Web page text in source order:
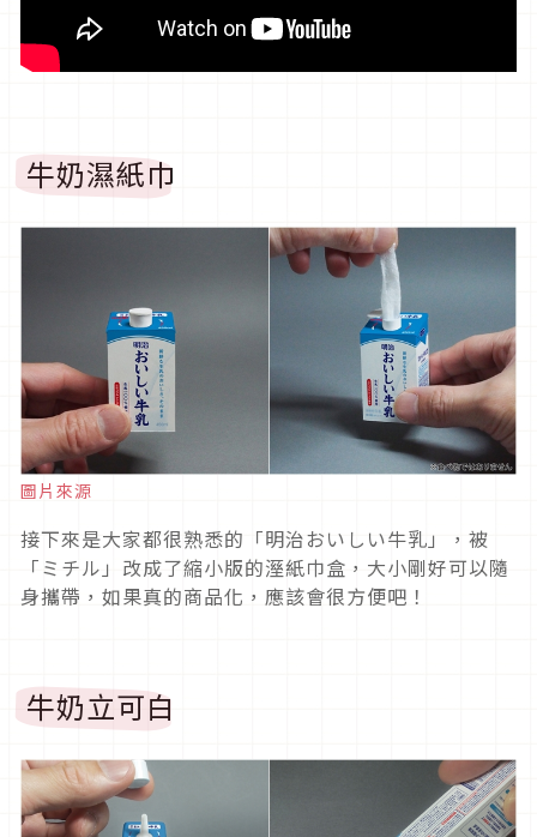
牛奶濕紙巾
圖片來源
接下來是大家都很熟悉的「明治おいしい牛乳」，被
「ミチル」改成了縮小版的溼紙巾盒，大小剛好可以隨
身攜帶，如果真的商品化，應該會很方便吧！
牛奶立可白